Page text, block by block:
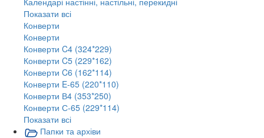
Показати всі
Конверти
Конверти
Конверти C4 (324*229)
Конверти C5 (229*162)
Конверти C6 (162*114)
Конверти E-65 (220*110)
Конверти В4 (353*250)
Конверти С-65 (229*114)
Показати всі
Папки та архіви